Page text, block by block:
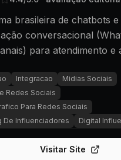
brasileira de chatbots e
conversacional
para atendimento e
Integracao
Midias Sociais
Redes Sociais
Para Redes Sociais
De Influenciadores
Digital
Visitar Site